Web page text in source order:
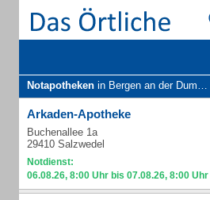
Notapotheken in Bergen an der Dumme
Arkaden-Apotheke
Buchenallee 1a
29410 Salzwedel
Notdienst:
06.08.26, 8:00 Uhr bis 07.08.26, 8:00 Uhr